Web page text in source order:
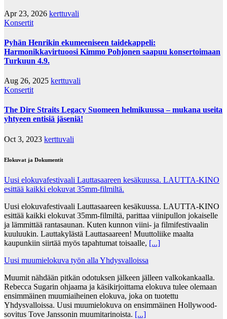
Apr 23, 2026 kerttuvali
Konsertit
Pyhän Henrikin ekumeeniseen taidekappeli:
Harmonikkavirtuoosi Kimmo Pohjonen saapuu konsertoimaan
Turkuun 4.9.
Aug 26, 2025 kerttuvali
Konsertit
The Dire Straits Legacy Suomeen helmikuussa – mukana useita
yhtyeen entisiä jäseniä!
Oct 3, 2023 kerttuvali
Elokuvat ja Dokumentit
Uusi elokuvafestivaali Lauttasaareen kesäkuussa. LAUTTA-KINO
esittää kaikki elokuvat 35mm-filmiltä.
Uusi elokuvafestivaali Lauttasaareen kesäkuussa. LAUTTA-KINO
esittää kaikki elokuvat 35mm-filmiltä, parittaa viinipullon jokaiselle
ja lämmittää rantasaunan. Kuten kunnon viini- ja filmifestivaalin
kuuluukin. Lauttakylästä Lauttasaareen! Muuttoliike maalta
kaupunkiin siirtää myös tapahtumat toisaalle, [...]
Uusi muumielokuva työn alla Yhdysvalloissa
Muumit nähdään pitkän odotuksen jälkeen jälleen valkokankaalla.
Rebecca Sugarin ohjaama ja käsikirjoittama elokuva tulee olemaan
ensimmäinen muumiaiheinen elokuva, joka on tuotettu
Yhdysvalloissa. Uusi muumielokuva on ensimmäinen Hollywood-
sovitus Tove Janssonin muumitarinoista. [...]